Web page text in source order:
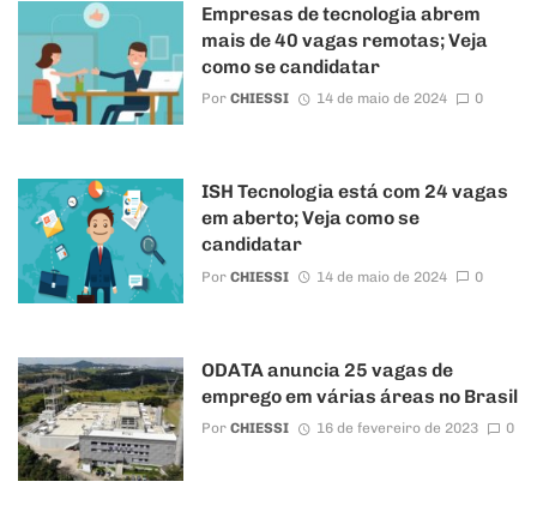
Empresas de tecnologia abrem
mais de 40 vagas remotas; Veja
como se candidatar
Por CHIESSI 14 de maio de 2024 0
ISH Tecnologia está com 24 vagas
em aberto; Veja como se
candidatar
Por CHIESSI 14 de maio de 2024 0
ODATA anuncia 25 vagas de
emprego em várias áreas no Brasil
Por CHIESSI 16 de fevereiro de 2023 0